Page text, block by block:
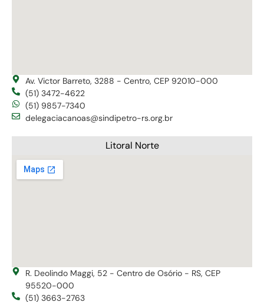
Av. Victor Barreto, 3288 - Centro, CEP 92010-000
(51) 3472-4622
(51) 9857-7340
delegaciacanoas@sindipetro-rs.org.br
Litoral Norte
R. Deolindo Maggi, 52 - Centro de Osório - RS, CEP
95520-000
(51) 3663-2763